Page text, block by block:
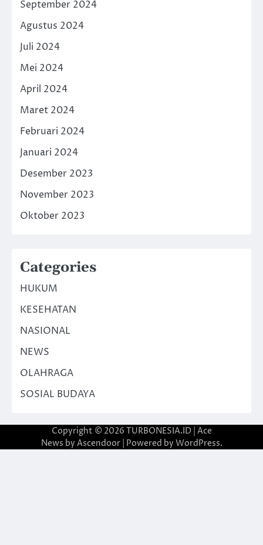
September 2024
Agustus 2024
Juli 2024
Mei 2024
April 2024
Maret 2024
Februari 2024
Januari 2024
Desember 2023
November 2023
Oktober 2023
Categories
HUKUM
KESEHATAN
NASIONAL
NEWS
OLAHRAGA
SOSIAL BUDAYA
Copyright © 2026 TURBONESIA.ID| Ace
News by Ascendoor| Powered by WordPress.